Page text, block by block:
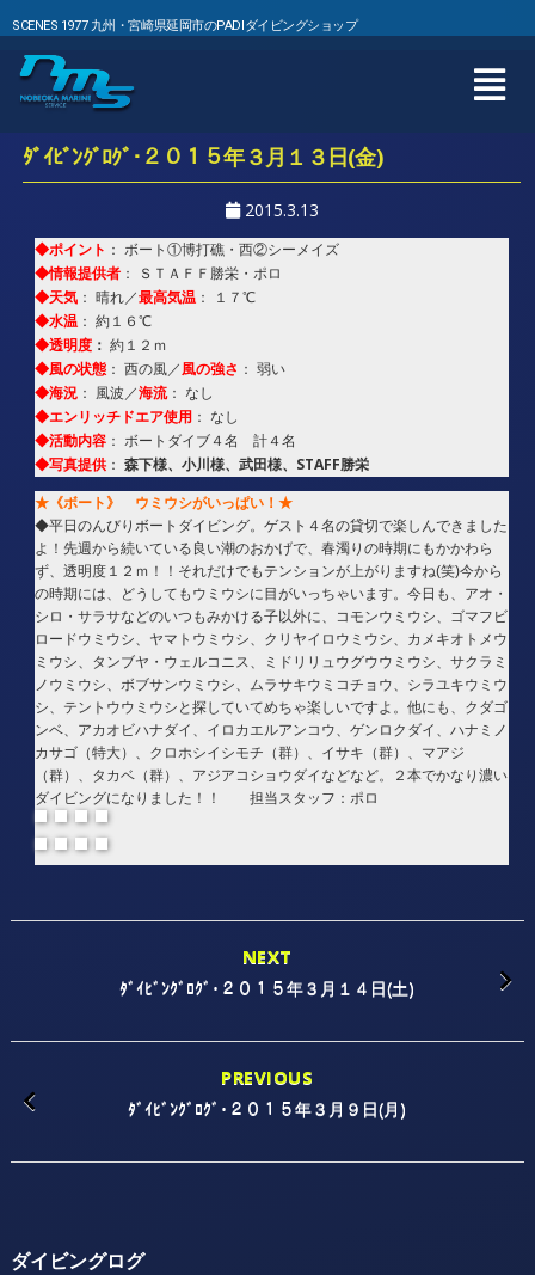
SCENES 1977 九州・宮崎県延岡市のPADIダイビングショップ
ﾀﾞｲﾋﾞﾝｸﾞﾛｸﾞ･２０１５年３月１３日(金)
2015.3.13
◆ポイント ： ボート①博打礁・西②シーメイズ
◆情報提供者： ＳＴＡＦＦ勝栄・ポロ
◆天気： 晴れ／最高気温： １７℃
◆水温： 約１６℃
◆透明度： 約１２ｍ
◆風の状態： 西の風／ 風の強さ ： 弱い
◆海況： 風波／海流： なし
◆エンリッチドエア使用 ： なし
◆活動内容： ボートダイブ４名 計４名
◆写真提供： 森下様、小川様、武田様、STAFF勝栄
★《ボート》 ウミウシがいっぱい！★
◆平日のんびりボートダイビング。ゲスト４名の貸切で楽しんできました
よ！先週から続いている良い潮のおかげで、春濁りの時期にもかかわら
ず、透明度１２ｍ！！それだけでもテンションが上がりますね(笑)今から
の時期には、どうしてもウミウシに目がいっちゃいます。今日も、アオ・
シロ・サラサなどのいつもみかける子以外に、コモンウミウシ、ゴマフビ
ロードウミウシ、ヤマトウミウシ、クリヤイロウミウシ、カメキオトメウ
ミウシ、タンブヤ・ウェルコニス、ミドリリュウグウウミウシ、サクラミ
ノウミウシ、ボブサンウミウシ、ムラサキウミコチョウ、シラユキウミウ
シ、テントウウミウシと探していてめちゃ楽しいですよ。他にも、クダゴ
ンベ、アカオビハナダイ、イロカエルアンコウ、ゲンロクダイ、ハナミノ
カサゴ（特大）、クロホシイシモチ（群）、イサキ（群）、マアジ
（群）、タカベ（群）、アジアコショウダイなどなど。２本でかなり濃い
ダイビングになりました！！ 担当スタッフ：ポロ
NEXT
ﾀﾞｲﾋﾞﾝｸﾞﾛｸﾞ･２０１５年３月１４日(土)
PREVIOUS
ﾀﾞｲﾋﾞﾝｸﾞﾛｸﾞ･２０１５年３月９日(月)
ダイビングログ